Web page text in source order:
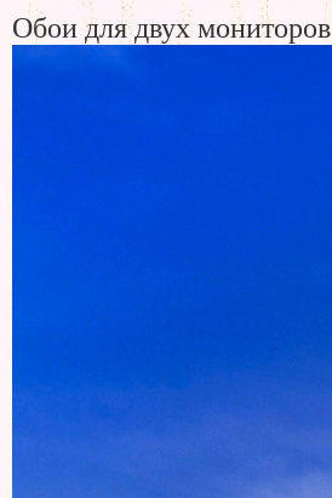
Обои для двух мониторов